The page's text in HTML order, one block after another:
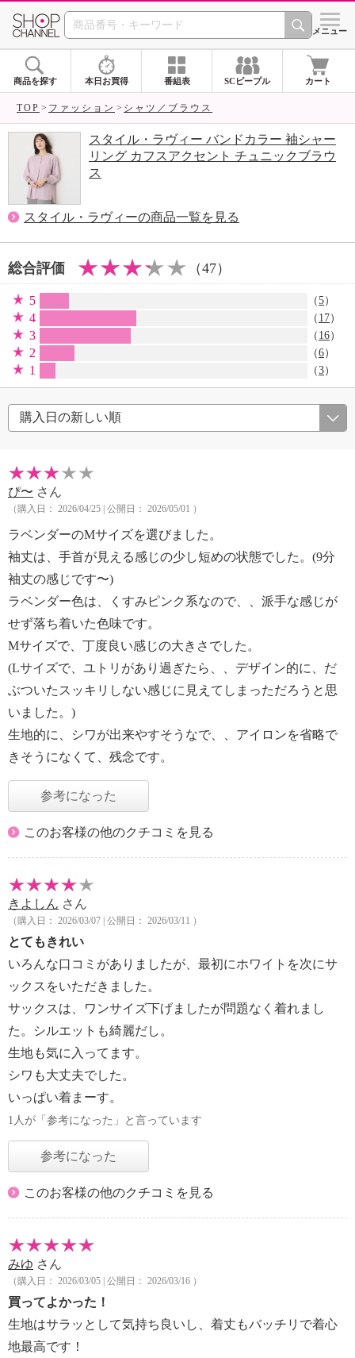
SHOP CHANNEL シメニュー
商品を探す 本日お買得 番組表 SCピープル カート
TOP ファッション シャツ／ブラウス
スタイル・ラヴィー バンドカラー 袖シャー
リング カフスアクセント チュニックブラウ
ス
スタイル・ラヴィーの商品一覧を見る
総合評価 （47）
5 （5）
4 （ 17）
3 （ 16）
2 （6）
1 （3）
ぴ〜 さん
（購入日： 2026/04/25 | 公開日： 2026/05/01 ）
ラベンダーのMサイズを選びました。
袖丈は、手首が見える感じの少し短めの状態でした。(9分
袖丈の感じです〜)
ラベンダー色は、くすみピンク系なので、、派手な感じが
せず落ち着いた色味です。
Mサイズで、丁度良い感じの大きさでした。
(Lサイズで、ユトリがあり過ぎたら、、デザイン的に、だ
ぶついたスッキリしない感じに見えてしまっただろうと思
いました。)
生地的に、シワが出来やすそうなで、、アイロンを省略で
きそうになくて、残念です。
参考になった
このお客様の他のクチコミを見る
きよしん さん
（購入日： 2026/03/07 | 公開日： 2026/03/11 ）
とてもきれい
いろんな口コミがありましたが、最初にホワイトを次にサ
ックスをいただきました。
サックスは、ワンサイズ下げましたが問題なく着れまし
た。シルエットも綺麗だし。
生地も気に入ってます。
シワも大丈夫でした。
いっぱい着まーす。
1人が「参考になった」と言っています
参考になった
このお客様の他のクチコミを見る
みゆ さん
（購入日： 2026/03/05 | 公開日： 2026/03/16 ）
買ってよかった！
生地はサラッとして気持ち良いし、着丈もバッチリで着心
地最高です！